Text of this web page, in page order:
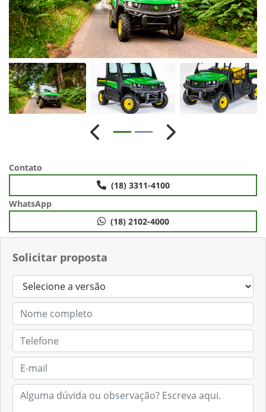
Solicitar proposta
Anterior Próximo
Contato
(18) 3311-4100
WhatsApp
(18) 2102-4000